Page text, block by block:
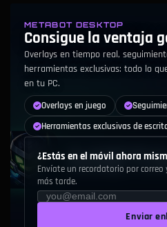
METABOT DESKTOP
Consigue la ventaja
Overlays en tiempo real,
herramientas exclusivas: todo lo
en tu PC.
Overlays en juego
Herramientas exclusivas de
¿Estás en el móvil ahora
Envíate un recordatorio por correo
más tarde.
Enviar